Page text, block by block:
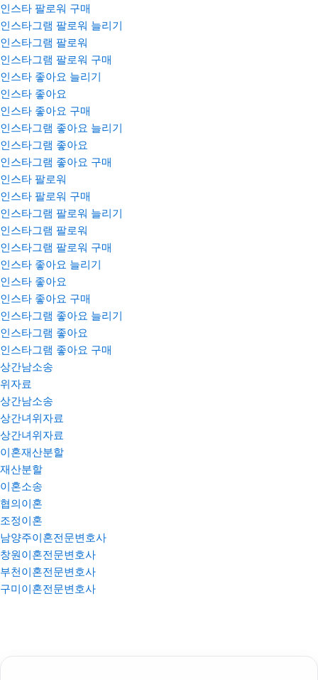
인스타 팔로워 구매
인스타그램 팔로워 늘리기
인스타그램 팔로워
인스타그램 팔로워 구매
인스타 좋아요 늘리기
인스타 좋아요
인스타 좋아요 구매
인스타그램 좋아요 늘리기
인스타그램 좋아요
인스타그램 좋아요 구매
인스타 팔로워
인스타 팔로워 구매
인스타그램 팔로워 늘리기
인스타그램 팔로워
인스타그램 팔로워 구매
인스타 좋아요 늘리기
인스타 좋아요
인스타 좋아요 구매
인스타그램 좋아요 늘리기
인스타그램 좋아요
인스타그램 좋아요 구매
상간남소송
위자료
상간남소송
상간녀위자료
상간녀위자료
이혼재산분할
재산분할
이혼소송
협의이혼
조정이혼
남양주이혼전문변호사
창원이혼전문변호사
부천이혼전문변호사
구미이혼전문변호사